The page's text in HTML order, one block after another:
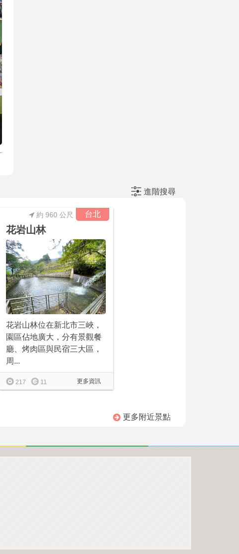
進階搜尋
台北
約 960 公尺
花岩山林
花岩山林位在新北市三峽，
園區佔地廣大，分有景觀餐
廳、烤肉區與民宿三大區，
周...
更多資訊
217 11
更多附近景點